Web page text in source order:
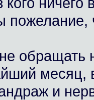
пожелание,
обращать
месяц,
и